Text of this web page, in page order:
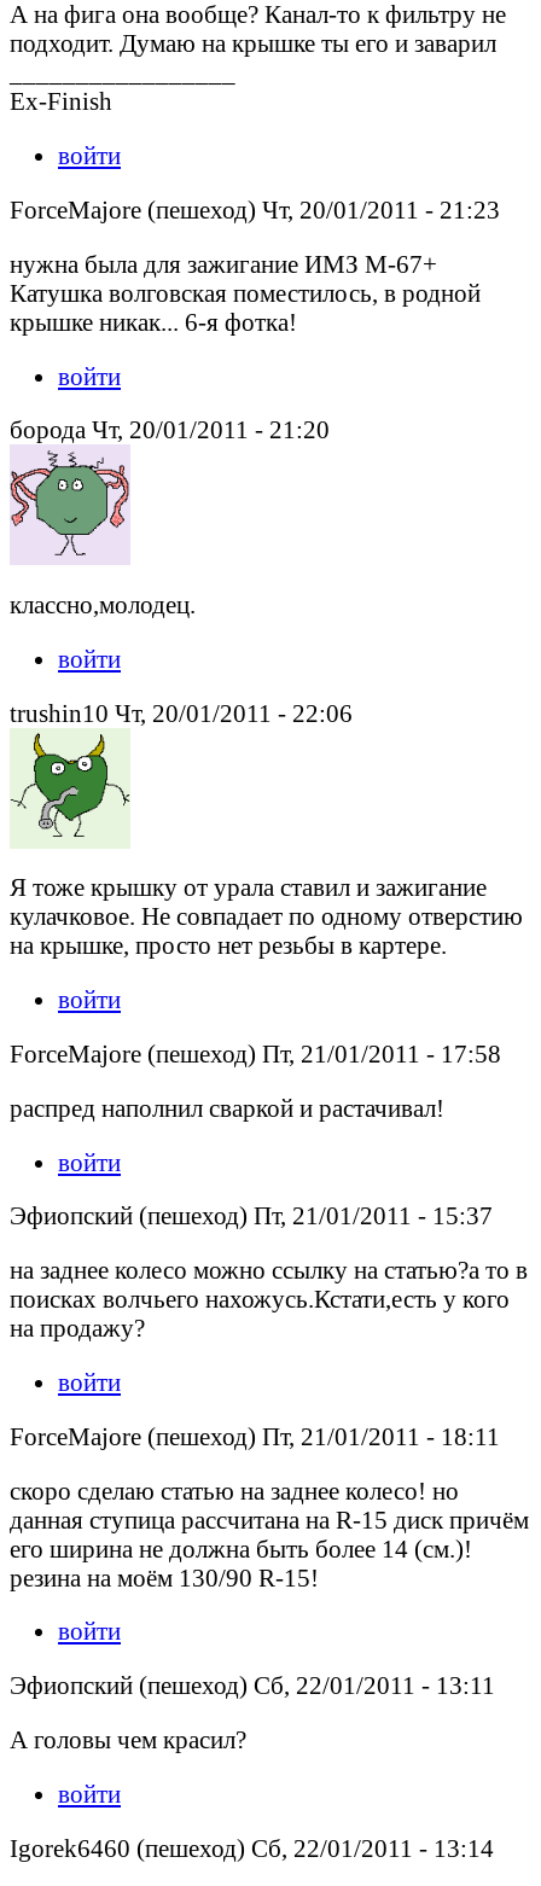
А на фига она вообще? Канал-то к фильтру не
подходит. Думаю на крышке ты его и заварил
Ex-Finish
войти
ForceMajore (пешеход) Чт, 20/01/2011 - 21:23
нужна была для зажигание ИМЗ М-67+
Катушка волговская поместилось, в родной
крышке никак... 6-я фотка!
войти
борода Чт, 20/01/2011 - 21:20
классно,молодец.
войти
trushin10 Чт, 20/01/2011 - 22:06
Я тоже крышку от урала ставил и зажигание
кулачковое. Не совпадает по одному отверстию
на крышке, просто нет резьбы в картере.
войти
ForceMajore (пешеход) Пт, 21/01/2011 - 17:58
распред наполнил сваркой и растачивал!
войти
Эфиопский (пешеход) Пт, 21/01/2011 - 15:37
на заднее колесо можно ссылку на статью?а то в
поисках волчьего нахожусь.Кстати,есть у кого
на продажу?
войти
ForceMajore (пешеход) Пт, 21/01/2011 - 18:11
скоро сделаю статью на заднее колесо! но
данная ступица рассчитана на R-15 диск причём
его ширина не должна быть более 14 (см.)!
резина на моём 130/90 R-15!
войти
Эфиопский (пешеход) Сб, 22/01/2011 - 13:11
А головы чем красил?
войти
Igorek6460 (пешеход) Сб, 22/01/2011 - 13:14